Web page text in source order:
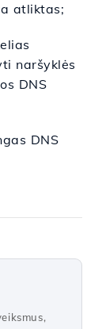
atliktas;
naršyklės
DNS
DNS